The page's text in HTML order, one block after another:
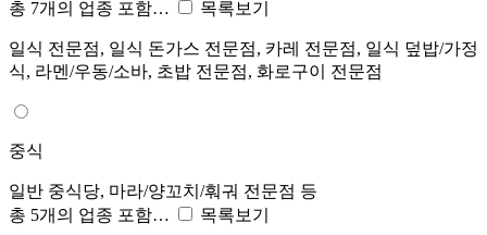
총 7개의 업종 포함… 목록보기
일식 전문점, 일식 돈가스 전문점, 카레 전문점, 일식 덮밥/가정
식, 라멘/우동/소바, 초밥 전문점, 화로구이 전문점
중식
일반 중식당, 마라/양꼬치/훠궈 전문점 등
총 5개의 업종 포함…
목록보기